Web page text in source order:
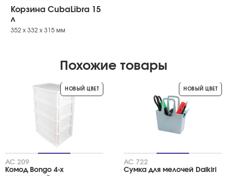
Корзина CubaLibra 15
л
352 х 332 х 315 мм
Похожие товары
НОВЫЙ ЦВЕТ
АС 209
Комод Bongo 4-х
НОВЫЙ ЦВЕТ
АС 722
Сумка для мелочей Daikiri